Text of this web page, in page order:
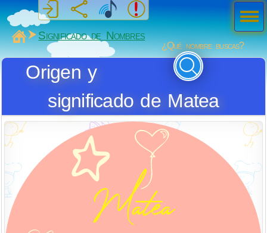
MiSabueso
Significado de Nombres
¿Qué nombre buscas?
Origen y
significado de Matea
Men
ú